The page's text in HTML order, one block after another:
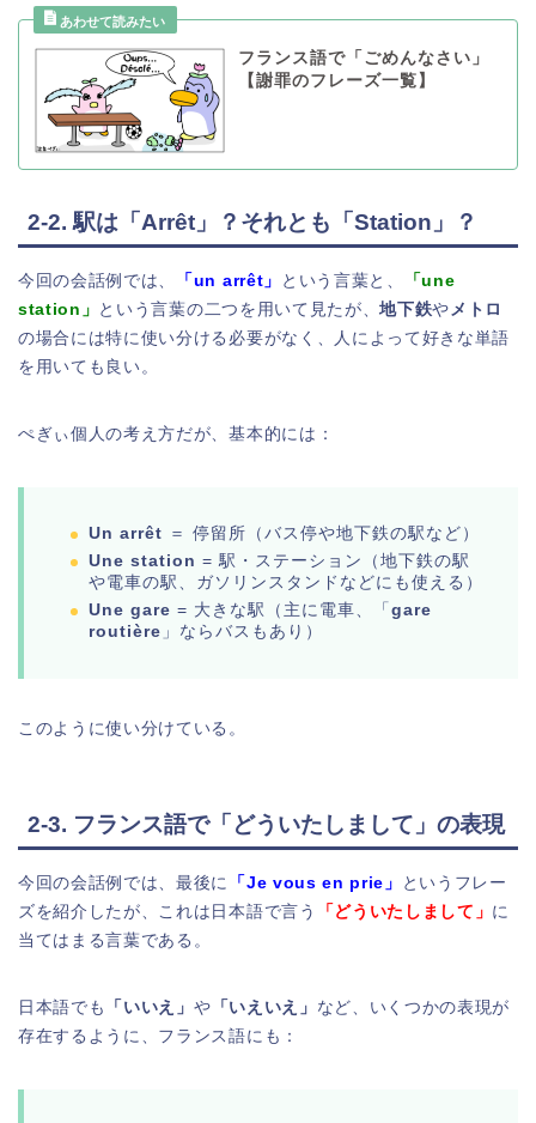
フランス語で「ごめんなさい」
【謝罪のフレーズ一覧】
2-2. 駅は「Arrêt」？それとも「Station」？
今回の会話例では、 「un arrêt」 という言葉と、
「une
station」 という言葉の二つを用いて見たが、地下鉄やメトロ
の場合には特に使い分ける必要がなく、人によって好きな単語
を用いても良い。
ぺぎぃ個人の考え方だが、基本的には：
Un arrêt ＝ 停留所（バス停や地下鉄の駅など）
Une station = 駅・ステーション（地下鉄の駅
や電車の駅、ガソリンスタンドなどにも使える）
Une gare = 大きな駅（主に電車、「 gare
routière 」ならバスもあり）
このように使い分けている。
2-3. フランス語で「どういたしまして」の表現
今回の会話例では、最後に 「Je vous en prie」
というフレー
ズを紹介したが、これは日本語で言う
「どういたしまして」 に
当てはまる言葉である。
日本語でも 「いいえ」 や 「いえいえ」 など、いくつかの表現が
存在するように、フランス語にも：